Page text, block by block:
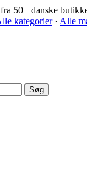
50+ danske
kategorier· Alle
Søg